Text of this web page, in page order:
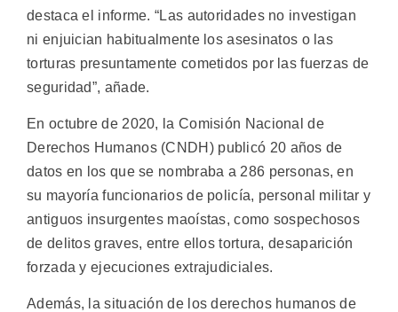
destaca el informe. “Las autoridades no investigan
ni enjuician habitualmente los asesinatos o las
torturas presuntamente cometidos por las fuerzas de
seguridad”, añade.
En octubre de 2020, la Comisión Nacional de
Derechos Humanos (CNDH) publicó 20 años de
datos en los que se nombraba a 286 personas, en
su mayoría funcionarios de policía, personal militar y
antiguos insurgentes maoístas, como sospechosos
de delitos graves, entre ellos tortura, desaparición
forzada y ejecuciones extrajudiciales.
Además, la situación de los derechos humanos de